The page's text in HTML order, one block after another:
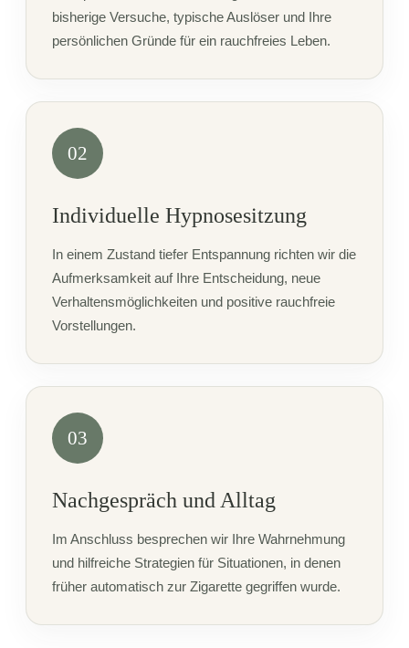
bisherige Versuche, typische Auslöser und Ihre
persönlichen Gründe für ein rauchfreies Leben.
02
Individuelle Hypnosesitzung
In einem Zustand tiefer Entspannung richten wir die
Aufmerksamkeit auf Ihre Entscheidung, neue
Verhaltensmöglichkeiten und positive rauchfreie
Vorstellungen.
03
Nachgespräch und Alltag
Im Anschluss besprechen wir Ihre Wahrnehmung
und hilfreiche Strategien für Situationen, in denen
früher automatisch zur Zigarette gegriffen wurde.